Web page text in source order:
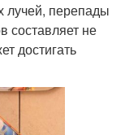
лучей, перепады
составляет не
достигать